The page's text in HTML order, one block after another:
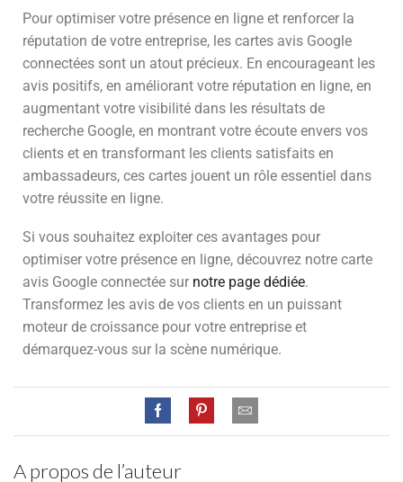
Pour optimiser votre présence en ligne et renforcer la
réputation de votre entreprise, les cartes avis Google
connectées sont un atout précieux. En encourageant les
avis positifs, en améliorant votre réputation en ligne, en
augmentant votre visibilité dans les résultats de
recherche Google, en montrant votre écoute envers vos
clients et en transformant les clients satisfaits en
ambassadeurs, ces cartes jouent un rôle essentiel dans
votre réussite en ligne.
Si vous souhaitez exploiter ces avantages pour
optimiser votre présence en ligne, découvrez notre carte
avis Google connectée sur notre page dédiée.
Transformez les avis de vos clients en un puissant
moteur de croissance pour votre entreprise et
démarquez-vous sur la scène numérique.
A propos de l’auteur